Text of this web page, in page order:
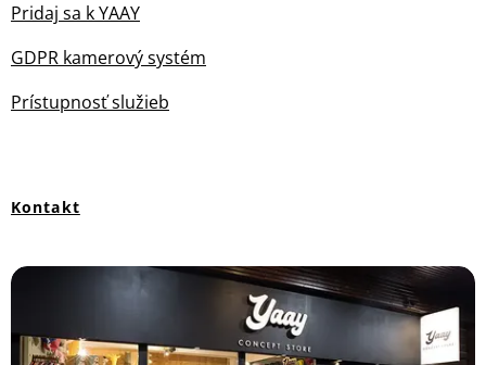
Pridaj sa k YAAY
GDPR kamerový systém
Prístupnosť služieb
Kontakt